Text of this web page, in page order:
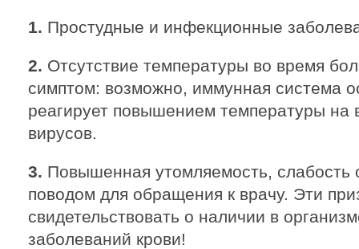
1. Простудные и инфекционные
2. Отсутствие температуры во время
симптом: возможно, иммунная система
реагирует повышением температуры на
вирусов.
3. Повышенная утомляемость, слабость
поводом для обращения к врачу. Эти
свидетельствовать о наличии в
заболеваний крови!